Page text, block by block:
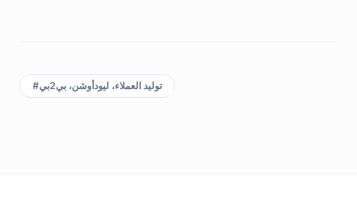
# توليد العملاء، ليودأوشن، بي2بي